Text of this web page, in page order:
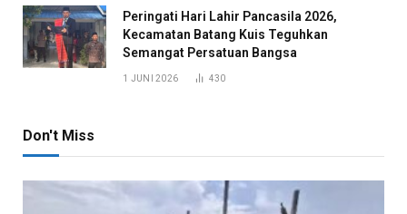
Peringati Hari Lahir Pancasila 2026,
Kecamatan Batang Kuis Teguhkan
Semangat Persatuan Bangsa
1 JUNI 2026 430
Don't Miss